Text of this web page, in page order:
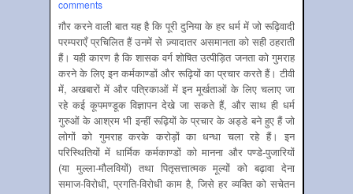
comments
ग़ौर करने वाली बात यह है कि पूरी दुनिया के हर धर्म में जो रूढ़िवादी
परम्पराएँ प्रचिलित हैं उनमें से ज़्यादातर असमानता को सही ठहराती
हैं। यही कारण है कि शासक वर्ग शोषित उत्पीड़ित जनता को गुमराह
करने के लिए इन कर्मकाण्डों और रूढ़ियों का प्रचार करते हैं। टीवी
में, अखबारों में और पत्रिकाओं में इन मूर्खताओं के लिए चलाए जा
रहे कई कूपमण्डूक विज्ञापन देखे जा सकते हैं, और साथ ही धर्म
गुरुओं के आश्रम भी इन्हीं रूढ़ियों के प्रचार के अड्डे बने हुए हैं जो
लोगों को गुमराह करके करोड़ों का धन्धा चला रहे हैं। इन
परिस्थितियों में धार्मिक कर्मकाण्डों को मानना और पण्डे-पुजारियों
(या मुल्ला-मौलवियों) तथा पितृसत्तात्मक मूल्यों को बढ़ावा देना
समाज-विरोधी, प्रगति-विरोधी काम है, जिसे हर व्यक्ति को सचेतन